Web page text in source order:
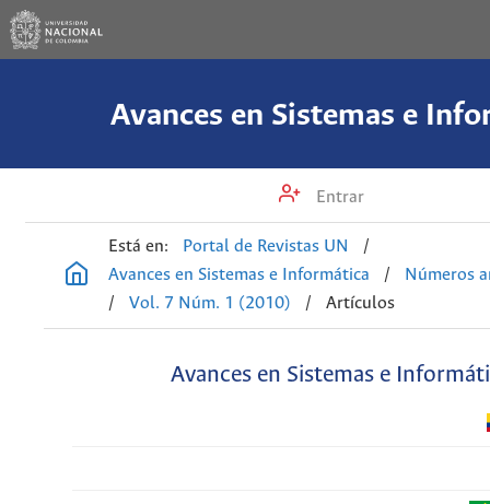
Avances en Sistemas e
Entrar
Está en: Portal de Revistas UN
/
Avances en Sistemas e Informática
/
Números
/
Vol. 7 Núm. 1 (2010) / Artículos
Avances en Sistemas e